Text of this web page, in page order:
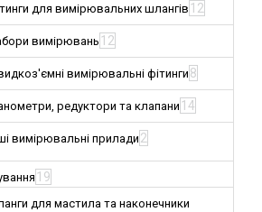
для вимірювальних шлангів 12
вимірювань 12
вимірювальні фітинги 8
редуктори та клапани 14
вимірювальні прилади 2
19
для мастила та наконечники